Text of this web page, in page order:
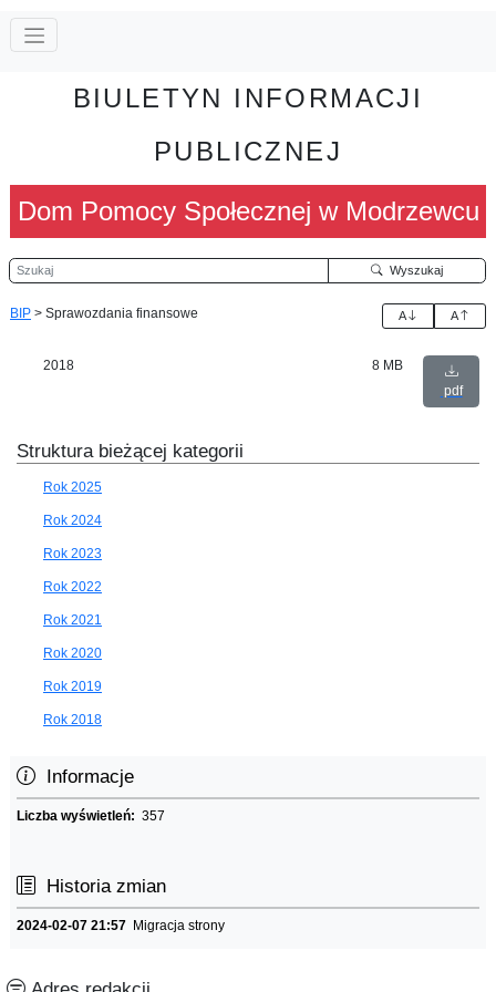
BIULETYN INFORMACJI
PUBLICZNEJ
Dom Pomocy Społecznej w Modrzewcu
Szukaj Wyszukaj
BIP > Sprawozdania finansowe A A
2018
8 MB
pdf
Struktura bieżącej kategorii
Rok 2025
Rok 2024
Rok 2023
Rok 2022
Rok 2021
Rok 2020
Rok 2019
Rok 2018
Informacje
Liczba wyświetleń: 357
Historia zmian
2024-02-07 21:57 Migracja strony